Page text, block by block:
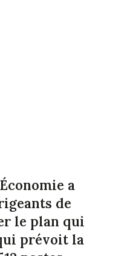
a
de
le plan qui
prévoit la